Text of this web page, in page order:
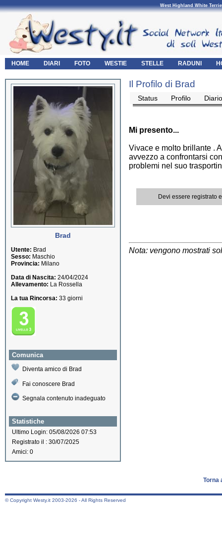
West Highland White
HOME DIARI FOTO WESTIE STELLE RADUNI
Brad
Utente: Brad
Sesso: Maschio
Provincia: Milano
Data di Nascita: 24/04/2024
Allevamento: La Rossella
La tua Rincorsa: 33 giorni
Comunica
Diventa amico di Brad
Fai conoscere Brad
Segnala contenuto inadeguato
Statistiche
Ultimo Login: 05/08/2026 07:53
Registrato il : 30/07/2025
Amici: 0
Il Profilo di Brad
Status Profilo Diario
Mi presento...
Vivace e molto brillante .
avvezzo a confrontarsi
problemi nel suo
Devi essere registrato
Nota: vengono mostrati
Torna
© Copyright Westy.it 2003-2026 - All Rights Reserved